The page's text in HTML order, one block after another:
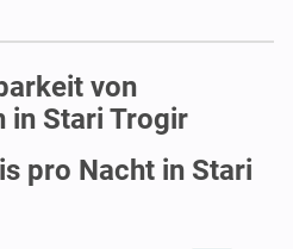
von
in Stari Trogir
pro Nacht in Stari